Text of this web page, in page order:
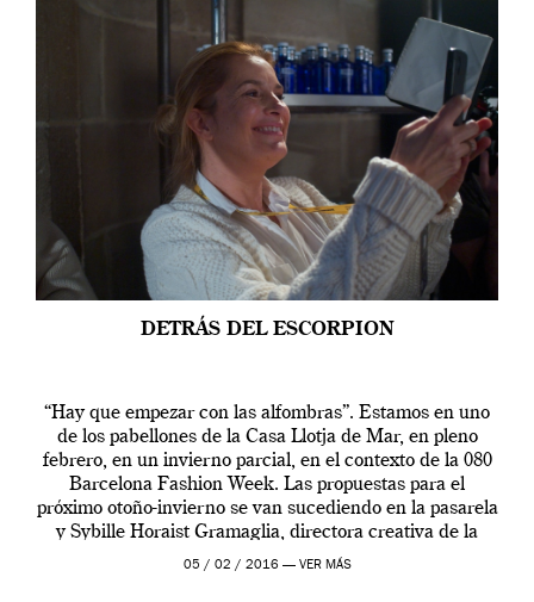
DETRÁS DEL ESCORPION
“Hay que empezar con las alfombras”. Estamos en uno
de los pabellones de la Casa Llotja de Mar, en pleno
febrero, en un invierno parcial, en el contexto de la 080
Barcelona Fashion Week. Las propuestas para el
próximo otoño-invierno se van sucediendo en la pasarela
y Sybille Horaist Gramaglia, directora creativa de la
marca escorpion, […]
05 / 02 / 2016 — VER MÁS